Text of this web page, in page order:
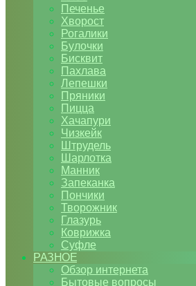
Печенье
Хворост
Рогалики
Булочки
Бисквит
Пахлава
Лепешки
Пряники
Пицца
Хачапури
Чизкейк
Штрудель
Шарлотка
Манник
Запеканка
Пончики
Творожник
Глазурь
Коврижка
Суфле
РАЗНОЕ
Обзор интернета
Бытовые вопросы